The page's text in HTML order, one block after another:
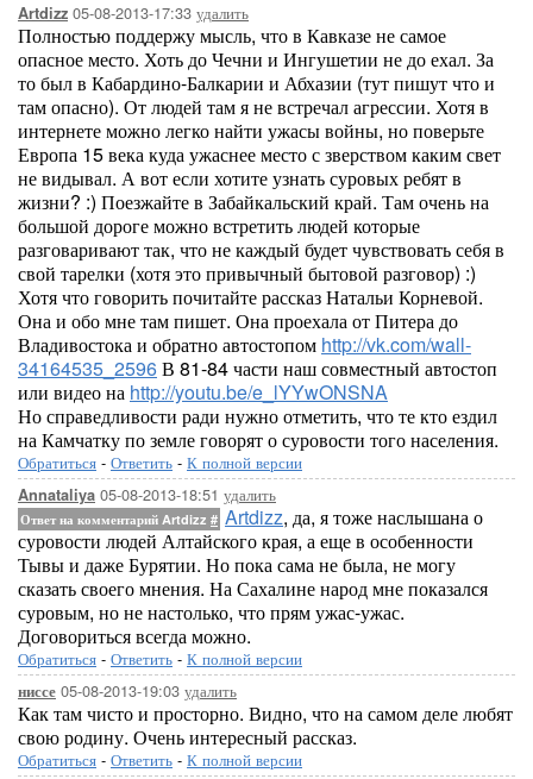
Artdizz 05-08-2013-17:33 удалить
Полностью поддержу мысль, что в Кавказе не самое
опасное место. Хоть до Чечни и Ингушетии не до ехал. За
то был в Кабардино-Балкарии и Абхазии (тут пишут что и
там опасно). От людей там я не встречал агрессии. Хотя в
интернете можно легко найти ужасы войны, но поверьте
Европа 15 века куда ужаснее место с зверством каким свет
не видывал. А вот если хотите узнать суровых ребят в
жизни? :) Поезжайте в Забайкальский край. Там очень на
большой дороге можно встретить людей которые
разговаривают так, что не каждый будет чувствовать себя в
свой тарелки (хотя это привычный бытовой разговор) :)
Хотя что говорить почитайте рассказ Натальи Корневой.
Она и обо мне там пишет. Она проехала от Питера до
Владивостока и обратно автостопом http://vk.com/wall-
34164535_2596В 81-84 части наш совместный автостоп
или видео на http://youtu.be/e_lYYwONSNA
Но справедливости ради нужно отметить, что те кто ездил
на Камчатку по земле говорят о суровости того населения.
Обратиться - Ответить - К полной версии
Annataliya 05-08-2013-18:51 удалить
Ответ на комментарий Artdizz # Artdizz, да, я тоже наслышана о
суровости людей Алтайского края, а еще в особенности
Тывы и даже Бурятии. Но пока сама не была, не могу
сказать своего мнения. На Сахалине народ мне показался
суровым, но не настолько, что прям ужас-ужас.
Договориться всегда можно.
Обратиться - Ответить - К полной версии
ниссе 05-08-2013-19:03 удалить
Как там чисто и просторно. Видно, что на самом деле любят
свою родину. Очень интересный рассказ.
Обратиться - Ответить - К полной версии